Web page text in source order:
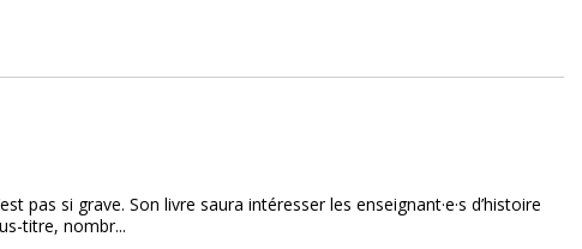
pas si grave. Son livre saura intéresser les enseignant·e·s d’histoire
titre, nombr...